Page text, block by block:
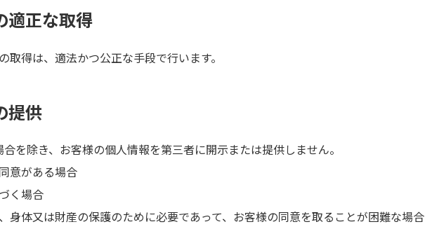
適正な取得
取得は、適法かつ公正な手段で行います。
提供
を除き、お客様の個人情報を第三者に開示または提供しません。
意がある場合
く場合
身体又は財産の保護のために必要であって、お客様の同意を取ることが困難な場合